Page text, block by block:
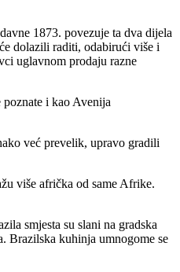
1873. povezuje ta dva dijela
dolazili raditi, odabirući više i
uglavnom prodaju razne
i kao Avenija
već prevelik, upravo gradili
više afrička od same Afrike.
smjesta su slani na gradska
Brazilska kuhinja umnogome se